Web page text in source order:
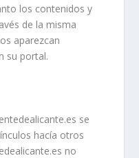
los contenidos y
de la misma
aparezcan
su portal.
se
hacía otros
no